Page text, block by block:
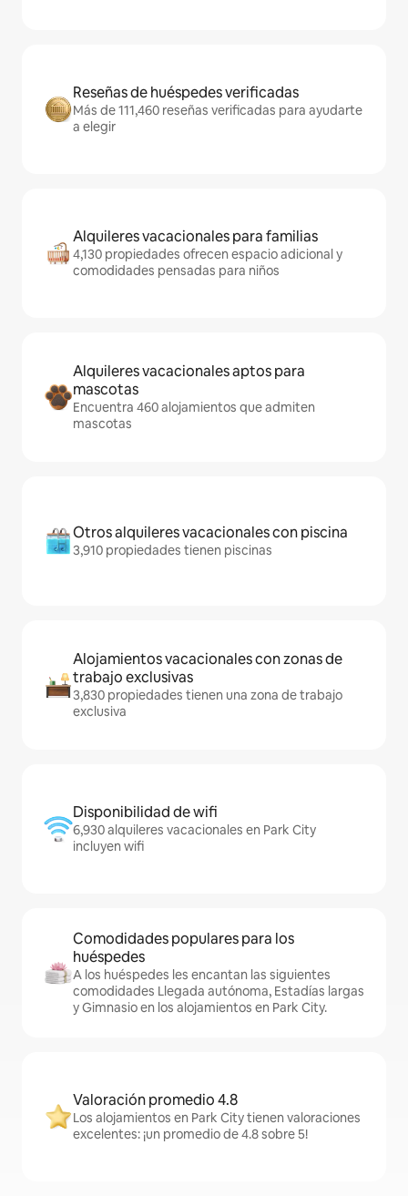
Reseñas de huéspedes verificadas
Más de 111,460 reseñas verificadas para ayudarte
a elegir
Alquileres vacacionales para familias
4,130 propiedades ofrecen espacio adicional y
comodidades pensadas para niños
Alquileres vacacionales aptos para
mascotas
Encuentra 460 alojamientos que admiten
mascotas
Otros alquileres vacacionales con piscina
3,910 propiedades tienen piscinas
Alojamientos vacacionales con zonas de
trabajo exclusivas
3,830 propiedades tienen una zona de trabajo
exclusiva
Disponibilidad de wifi
6,930 alquileres vacacionales en Park City
incluyen wifi
Comodidades populares para los
huéspedes
A los huéspedes les encantan las siguientes
comodidades Llegada autónoma, Estadías largas
y Gimnasio en los alojamientos en Park City.
Valoración promedio 4.8
Los alojamientos en Park City tienen valoraciones
excelentes: ¡un promedio de 4.8 sobre 5!